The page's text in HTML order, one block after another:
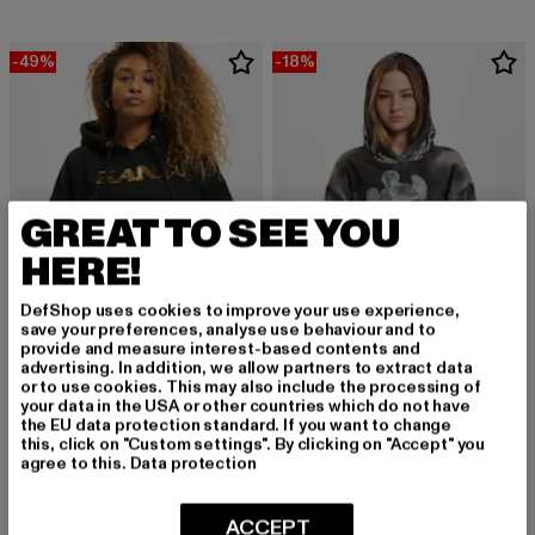
-49%
KARL KANI
Retro Sequins
35,69 EUR
Derzeitiger Preis: 35,69 EUR
69,99 EURAktionspreis: 69,99 EUR
-18%
THUG LIFE
Sky
40,99 EUR
Derzeitiger Preis: 40,99 EUR
49,99 EURAktionspreis:
GREAT TO SEE YOU
HERE!
DefShop uses cookies to improve your use experience,
save your preferences, analyse use behaviour and to
provide and measure interest-based contents and
advertising. In addition, we allow partners to extract data
or to use cookies. This may also include the processing of
your data in the USA or other countries which do not have
the EU data protection standard. If you want to change
this, click on "Custom settings". By clicking on "Accept" you
agree to this. Data protection
ACCEPT